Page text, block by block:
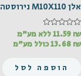
אלן M10X110 נירוסטה A2
דורג
מתוך
11.59 ₪
ללא מע"מ
13.68 ₪ כולל מע"מ
הוספה לסל